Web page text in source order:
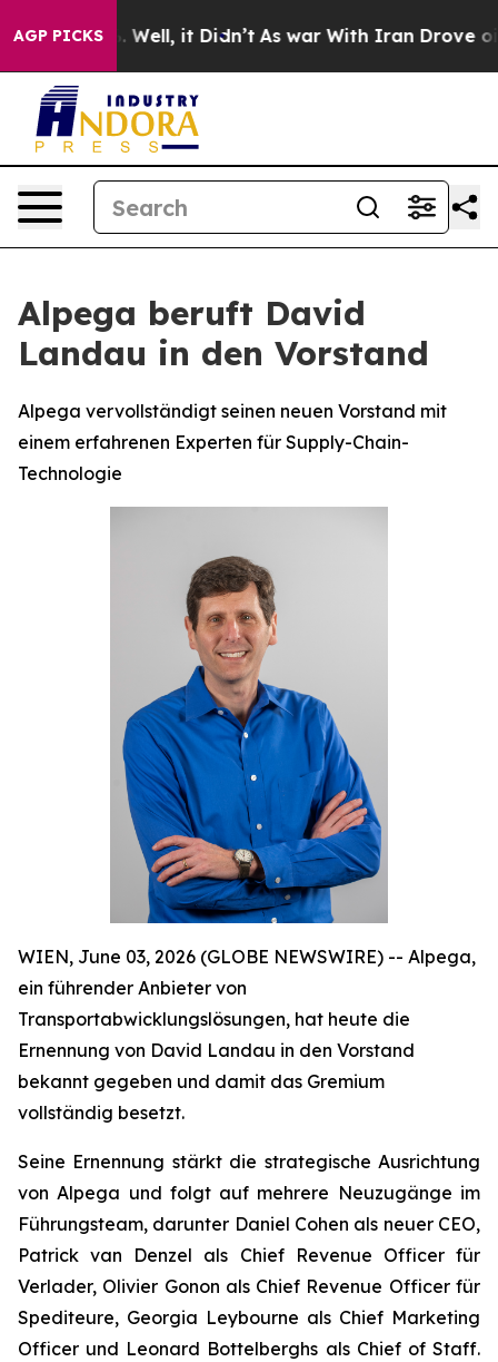
AGP PICKS
40%. Well, it Didn’t As war With Iran Drove oil
Alpega beruft David
Landau in den Vorstand
Alpega vervollständigt seinen neuen Vorstand mit
einem erfahrenen Experten für Supply-Chain-
Technologie
WIEN, June 03, 2026 (GLOBE NEWSWIRE) -- Alpega,
ein führender Anbieter von
Transportabwicklungslösungen, hat heute die
Ernennung von David Landau in den Vorstand
bekannt gegeben und damit das Gremium
vollständig besetzt.
Seine Ernennung stärkt die strategische Ausrichtung
von Alpega und folgt auf mehrere Neuzugänge im
Führungsteam, darunter Daniel Cohen als neuer CEO,
Patrick van Denzel als Chief Revenue Officer für
Verlader, Olivier Gonon als Chief Revenue Officer für
Spediteure, Georgia Leybourne als Chief Marketing
Officer und Leonard Bottelberghs als Chief of Staff.